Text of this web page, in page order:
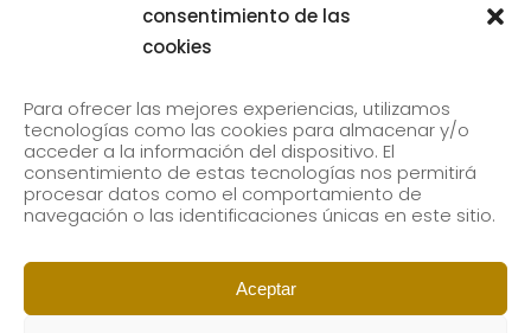
consentimiento de las
cookies
Para ofrecer las mejores experiencias, utilizamos
tecnologías como las cookies para almacenar y/o
acceder a la información del dispositivo. El
consentimiento de estas tecnologías nos permitirá
procesar datos como el comportamiento de
navegación o las identificaciones únicas en este sitio.
Aceptar
Subscribe to our newsletter to receive our news by
email.